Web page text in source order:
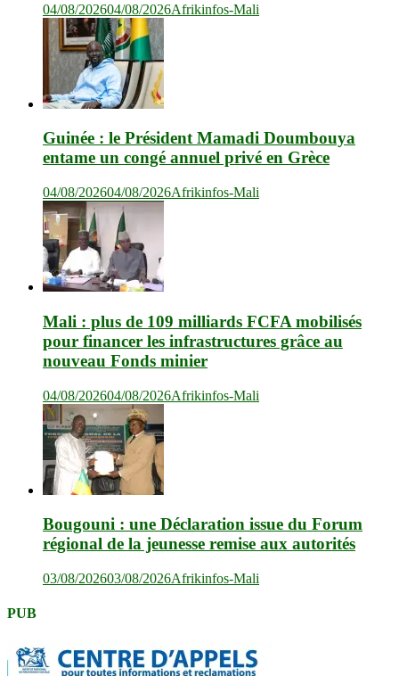
04/08/202604/08/2026Afrikinfos-Mali
Guinée : le Président Mamadi Doumbouya
entame un congé annuel privé en Grèce
04/08/202604/08/2026Afrikinfos-Mali
Mali : plus de 109 milliards FCFA mobilisés
pour financer les infrastructures grâce au
nouveau Fonds minier
04/08/202604/08/2026Afrikinfos-Mali
Bougouni : une Déclaration issue du Forum
régional de la jeunesse remise aux autorités
03/08/202603/08/2026Afrikinfos-Mali
PUB